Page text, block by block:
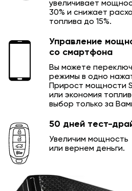
увеличивает
30% и снижает
топлива до 15%.
Управление
со смартфона
Вы можете
режимы в одно
Прирост мощности
или экономия
выбор только за
50 дней тест-
Увеличим мощность
или вернем деньги.